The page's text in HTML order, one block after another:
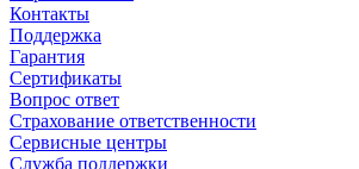
Контакты
Поддержка
Гарантия
Сертификаты
Вопрос ответ
Страхование ответственности
Сервисные центры
Служба поддержки